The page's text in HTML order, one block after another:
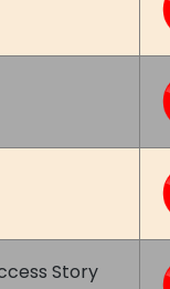
Story